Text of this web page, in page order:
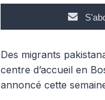
Des migrants
centre d’accueil en
annoncé cette